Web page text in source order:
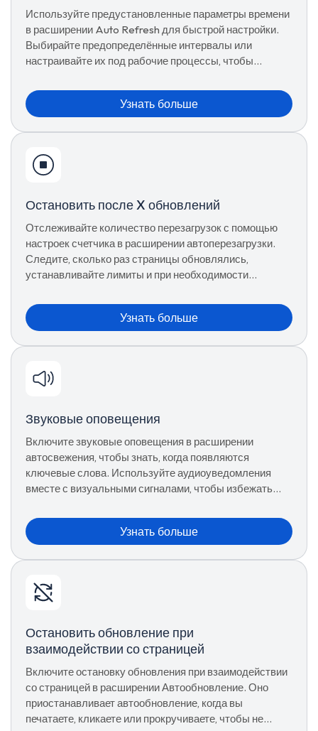
Используйте предустановленные параметры времени
в расширении Auto Refresh для быстрой настройки.
Выбирайте предопределённые интервалы или
настраивайте их под рабочие процессы, чтобы
Узнать больше
Остановить после X обновлений
Отслеживайте количество перезагрузок с помощью
настроек счетчика в расширении автоперезагрузки.
Следите, сколько раз страницы обновлялись,
устанавливайте лимиты и при необходимости
Узнать больше
Звуковые оповещения
Включите звуковые оповещения в расширении
автосвежения, чтобы знать, когда появляются
ключевые слова. Используйте аудиоуведомления
вместе с визуальными сигналами, чтобы избежать
Узнать больше
Остановить обновление при
взаимодействии со страницей
Включите остановку обновления при взаимодействии
со страницей в расширении Автообновление. Оно
приостанавливает автообновление, когда вы
печатаете, кликаете или прокручиваете, чтобы не